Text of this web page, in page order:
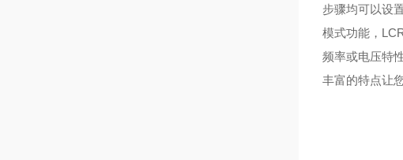
步骤均可以设
模式功能，
频率或电压特
丰富的特点让